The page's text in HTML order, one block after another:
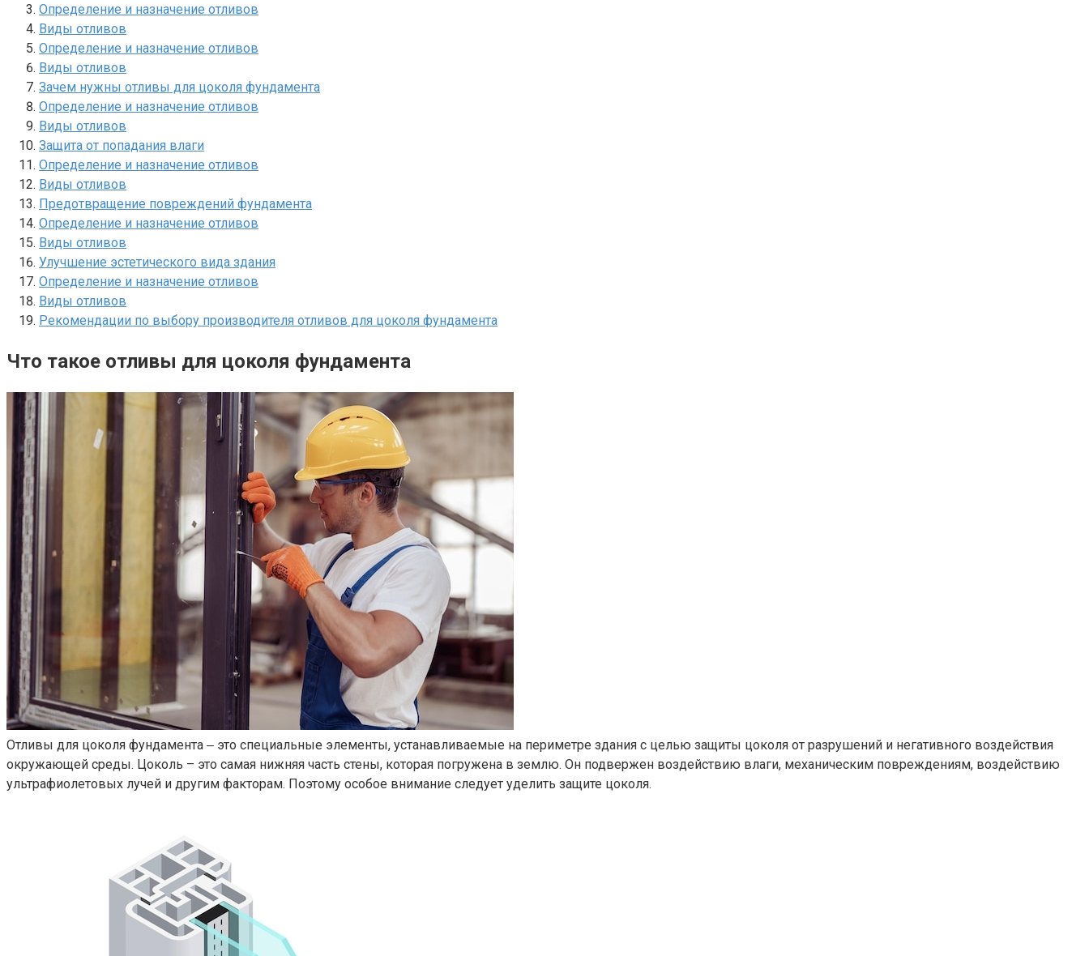
Определение и назначение отливов
Виды отливов
Определение и назначение отливов
Виды отливов
Зачем нужны отливы для цоколя фундамента
Определение и назначение отливов
Виды отливов
Защита от попадания влаги
Определение и назначение отливов
Виды отливов
Предотвращение повреждений фундамента
Определение и назначение отливов
Виды отливов
Улучшение эстетического вида здания
Определение и назначение отливов
Виды отливов
Рекомендации по выбору производителя отливов для цоколя фундамента
Что такое отливы для цоколя фундамента
Отливы для цоколя фундамента ‒ это специальные элементы, устанавливаемые на периметре здания с целью защиты цоколя от разрушений и негативного воздействия
окружающей среды.​ Цоколь – это самая нижняя часть стены, которая погружена в землю.​ Он подвержен воздействию влаги, механическим повреждениям, воздействию
ультрафиолетовых лучей и другим факторам.​ Поэтому особое внимание следует уделить защите цоколя.​